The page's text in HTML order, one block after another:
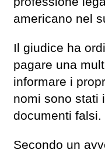
americano nel
Il giudice ha
pagare una
informare i
nomi sono stati
documenti falsi.
Secondo un